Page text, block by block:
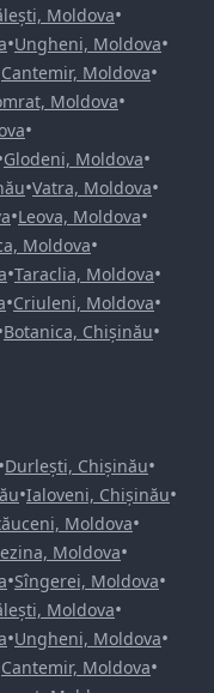
Moldova•
•Ungheni, Moldova•
Cantemir, Moldova•
Moldova•
•
Glodeni, Moldova•
•Vatra, Moldova•
•Leova, Moldova•
Moldova•
•Taraclia, Moldova•
•Criuleni, Moldova•
Botanica, Chișinău•
•Durlești, Chișinău•
•Ialoveni, Chișinău•
Moldova•
Moldova•
•Sîngerei, Moldova•
Moldova•
•Ungheni, Moldova•
Cantemir, Moldova•